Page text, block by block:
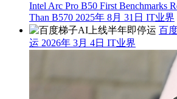
Intel Arc Pro B50 First Benchmarks
Than B570 2025年 8月 31日 IT业界
百
运 2026年 3月 4日 IT业界